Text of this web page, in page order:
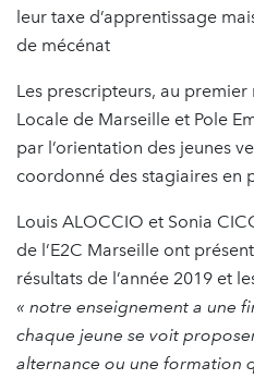
leur taxe d’apprentissage
de mécénat
Les prescripteurs, au
Locale de Marseille et Pole
par l’orientation des jeunes
coordonné des stagiaires en
Louis ALOCCIO et Sonia
de l’E2C Marseille ont
résultats de l’année 2019 et
« notre enseignement a une
chaque jeune se voit
alternance ou une formation